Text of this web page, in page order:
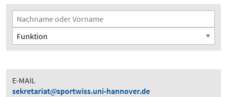
Suchfilter
Nachname oder Vorname
Funktion
E-MAIL
sekretariat
sportwiss.uni-hannover.de